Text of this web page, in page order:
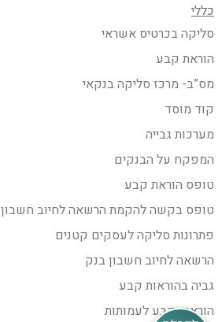
כללי
סליקה בכרטיס אשראי
הוראת קבע
מס”ב- מרכז סליקה בנקאי
קוד מוסד
מערכות גבייה
המפקח על הבנקים
טופס הוראת קבע
טופס בקשה להקמת הרשאה לחיוב חשבון
פתרונות סליקה לעסקים קטנים
הרשאה לחיוב חשבון בנק
גביה בהוראות קבע
הוראות קבע לעמותות